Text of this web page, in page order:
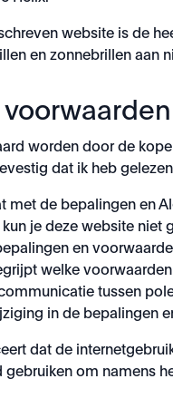
website is de
en zonnebrillen aan
worden door de
dat ik heb
de bepalingen en
je deze website
en
welke
tussen
in de bepalingen
dat de
om namens